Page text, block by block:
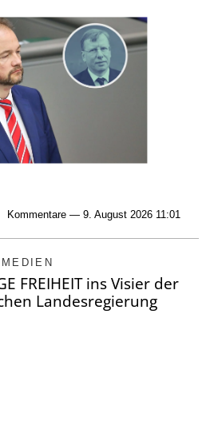
Kommentare — 9. August 2026 11:01
MEDIEN
FREIHEIT ins Visier der
Landesregierung